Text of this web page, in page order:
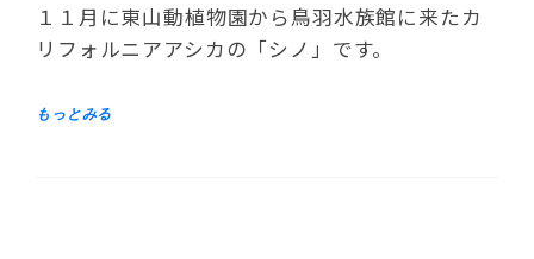
１１月に東山動植物園から鳥羽水族館に来たカ
リフォルニアアシカの「シノ」です。